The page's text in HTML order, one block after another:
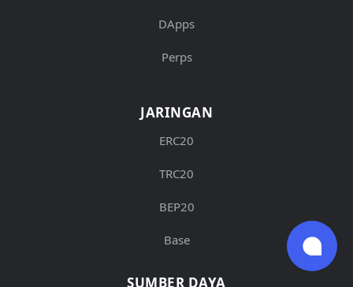
DApps
Perps
JARINGAN
ERC20
TRC20
BEP20
Base
SUMBER DAYA